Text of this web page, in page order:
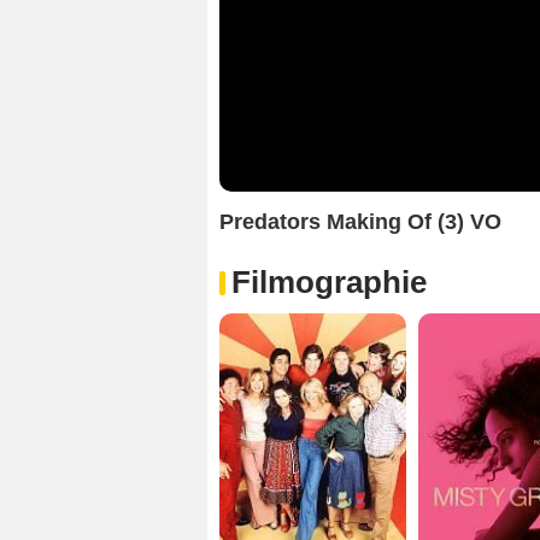
Predators Making Of (3) VO
Filmographie